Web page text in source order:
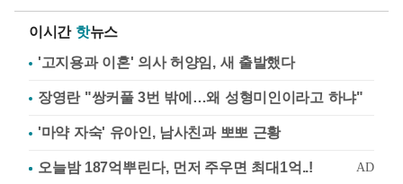
이시간 핫뉴스
'고지용과 이혼' 의사 허양임, 새 출발했다
장영란 "쌍커풀 3번 밖에…왜 성형미인이라고 하냐"
'마약 자숙' 유아인, 남사친과 뽀뽀 근황